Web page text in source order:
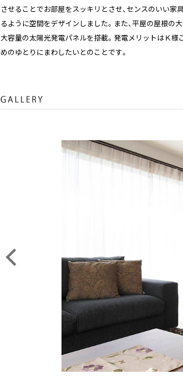
させることでお部屋をスッキリとさせ、センスのいい家
るように空間をデザインしました。また、平屋の屋根の
大容量の太陽光発電パネルを搭載。発電メリットはＫ様
めのゆとりにまわしたいとのことです。